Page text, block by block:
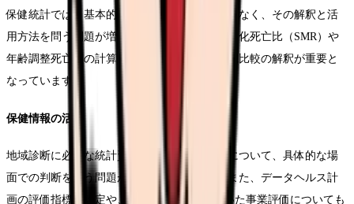
保健統計では、基本的な統計指標の算出だけでなく、その解釈と活
用方法を問う問題が増えています。特に、標準化死亡比（SMR）や
年齢調整死亡率の計算と、それらを用いた地域比較の解釈が重要と
なっています。
保健情報の活用
地域診断に必要な統計資料の特徴と活用方法について、具体的な場
面での判断を問う問題が出題されています。また、データヘルス計
画の評価指標の設定や、PDCAサイクルを用いた事業評価についても